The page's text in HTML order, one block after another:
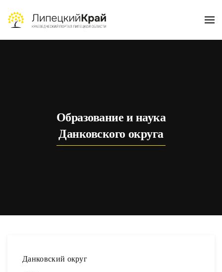
Skip to main content
Образование и наука
Данковского округа
Данковский округ